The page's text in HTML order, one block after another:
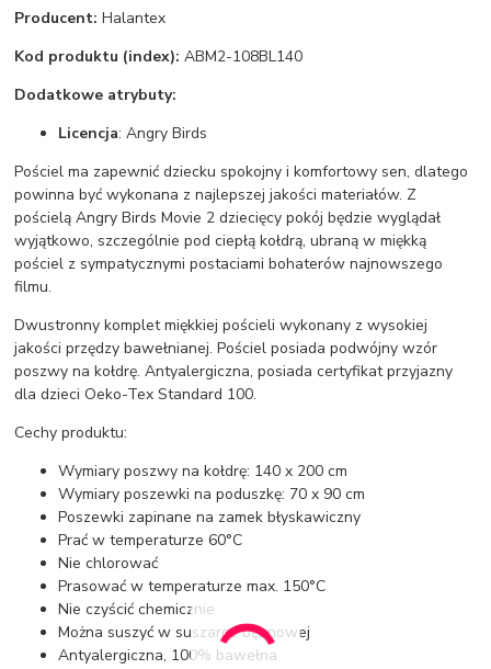
Producent:Halantex
Kod produktu (index):ABM2-108BL140
Dodatkowe atrybuty:
Licencja: Angry Birds
Pościel ma zapewnić dziecku spokojny i komfortowy sen, dlatego
powinna być wykonana z najlepszej jakości materiałów. Z
pościelą Angry Birds Movie 2 dziecięcy pokój będzie wyglądał
wyjątkowo, szczególnie pod ciepłą kołdrą, ubraną w miękką
pościel z sympatycznymi postaciami bohaterów najnowszego
filmu.
Dwustronny komplet miękkiej pościeli wykonany z wysokiej
jakości przędzy bawełnianej. Pościel posiada podwójny wzór
poszwy na kołdrę. Antyalergiczna, posiada certyfikat przyjazny
dla dzieci Oeko-Tex Standard 100.
Cechy produktu:
Wymiary poszwy na kołdrę: 140 x 200 cm
Wymiary poszewki na poduszkę: 70 x 90 cm
Poszewki zapinane na zamek błyskawiczny
Prać w temperaturze 60°C
Nie chlorować
Prasować w temperaturze max. 150°C
Nie czyścić chemicznie
Można suszyć w suszarce bębnowej
Antyalergiczna, 100% bawełna